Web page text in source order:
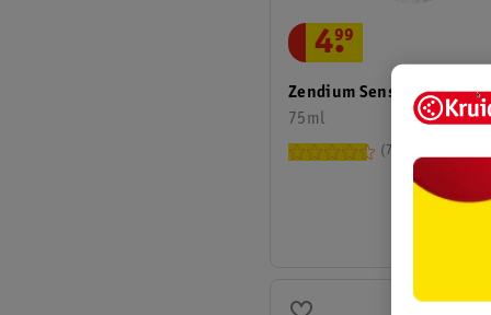
Zendium Sensitive
75ml
4.
99
72